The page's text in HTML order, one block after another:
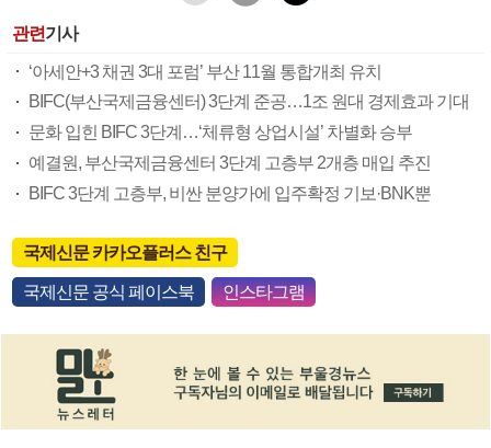
관련기사
‘아세안+3 채권 3대 포럼’ 부산 11월 통합개최 유치
BIFC(부산국제금융센터) 3단계 준공…1조 원대 경제효과 기대
문화 입힌 BIFC 3단계…‘체류형 상업시설’ 차별화 승부
예결원, 부산국제금융센터 3단계 고층부 2개층 매입 추진
BIFC 3단계 고층부, 비싼 분양가에 입주확정 기보·BNK뿐
국제신문 카카오플러스 친구
국제신문 공식 페이스북 인스타그램